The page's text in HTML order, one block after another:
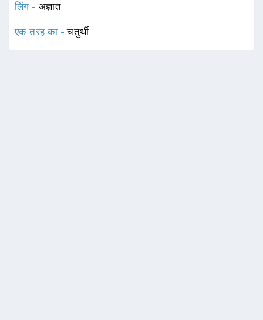
लिंग - अज्ञात
एक तरह का -चतुर्थी